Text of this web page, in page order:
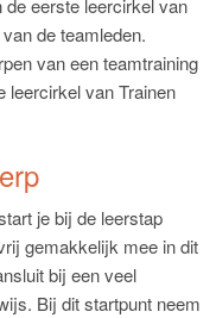
eerste leercirkel van
de teamleden.
van een teamtraining
leercirkel van Trainen
je bij de leerstap
gemakkelijk mee in dit
bij een veel
Bij dit startpunt neem